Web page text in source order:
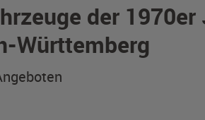
der 1970er
Württemberg